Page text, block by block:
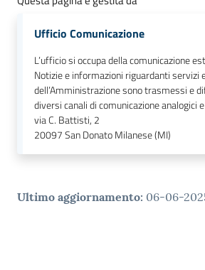
Ufficio Comunicazione
L’ufficio si occupa della comunicazione
Notizie e informazioni riguardanti servizi
dell’Amministrazione sono trasmessi e
diversi canali di comunicazione analogici
via C. Battisti, 2
20097San Donato Milanese (MI)
Ultimo aggiornamento: 06-06-